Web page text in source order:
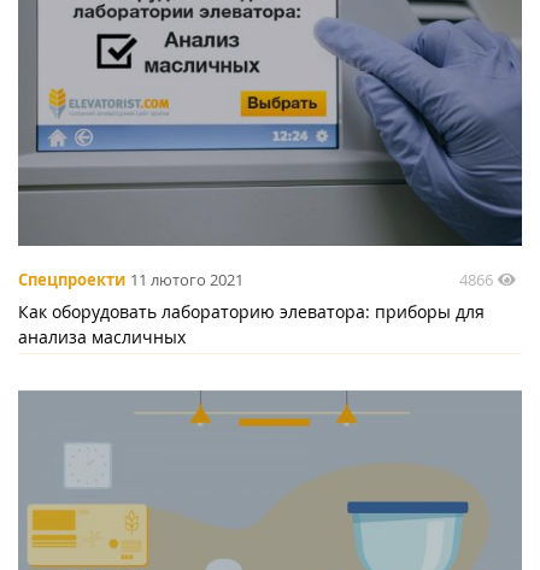
Спецпроекти 11 лютого 2021 4866
Как оборудовать лабораторию элеватора: приборы для
анализа масличных